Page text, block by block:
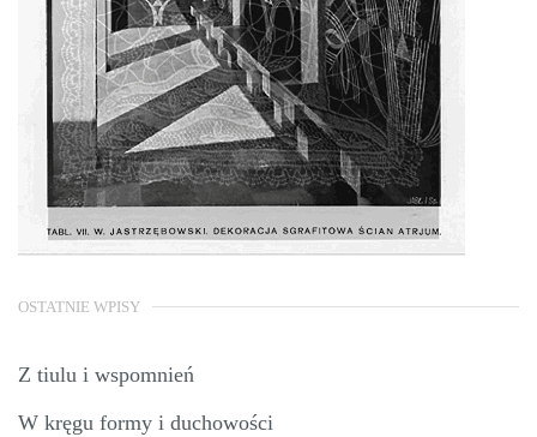
OSTATNIE WPISY
Z tiulu i wspomnień
W kręgu formy i duchowości